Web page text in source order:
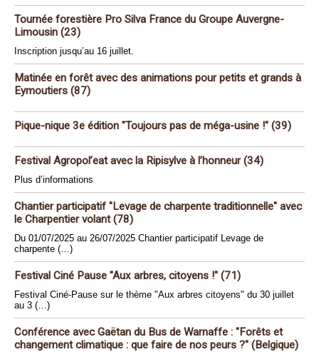
Tournée forestière Pro Silva France du Groupe Auvergne-
Limousin (23)
Inscription jusqu’au 16 juillet.
Matinée en forêt avec des animations pour petits et grands à
Eymoutiers (87)
Pique-nique 3e édition "Toujours pas de méga-usine !" (39)
Festival Agropol’eat avec la Ripisylve à l’honneur (34)
Plus d’informations
Chantier participatif "Levage de charpente traditionnelle" avec
le Charpentier volant (78)
Du 01/07/2025 au 26/07/2025 Chantier participatif Levage de
charpente (…)
Festival Ciné Pause "Aux arbres, citoyens !" (71)
Festival Ciné-Pause sur le thème "Aux arbres citoyens" du 30 juillet
au 3 (…)
Conférence avec Gaëtan du Bus de Warnaffe : "Forêts et
changement climatique : que faire de nos peurs ?" (Belgique)